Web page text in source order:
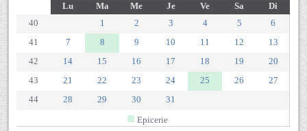
Lu Ma Me Je Ve Sa
Di
40
1 2 3 4 5
6
41
7 8 9 10 11 12
13
42
14 15 16 17 18 19
20
43
21 22 23 24 25 26
27
44
28 29 30 31
■ Epicerie